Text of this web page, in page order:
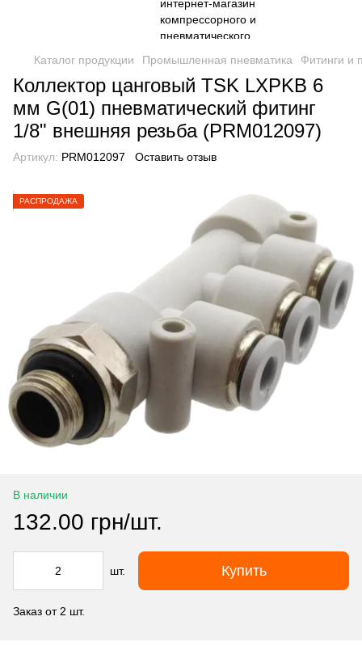
Каталог продукции Промышленная пневматика Фитинги и
Коллектор цанговый TSK LXPKB 6
мм G(01) пневматический фитинг
1/8" внешняя резьба (PRM012097)
Артикул: PRM012097 Оставить отзыв
РАСПРОДАЖА
В наличии
132.00 грн/шт.
шт. Купить
Заказ от 2 шт.